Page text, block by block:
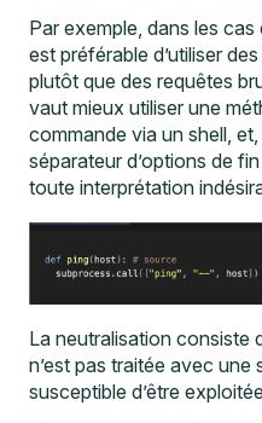
Par exemple, dans les
est préférable d’utiliser
plutôt que des requêtes
vaut mieux utiliser une
commande via un shell,
séparateur d’options de
toute interprétation
La neutralisation consiste
n’est pas traitée avec
susceptible d’être